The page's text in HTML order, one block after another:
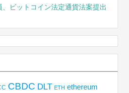
ビットコイン法定通貨法案提出
CBDC DLT ETH ethereum